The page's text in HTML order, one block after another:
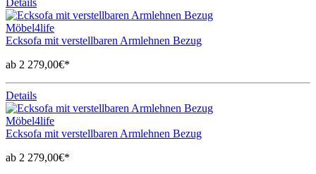
Möbel4life
Ecksofa mit verstellbaren Armlehnen Bezug
ab 2 279,00€*
Details
Möbel4life
Ecksofa mit verstellbaren Armlehnen Bezug
ab 2 279,00€*